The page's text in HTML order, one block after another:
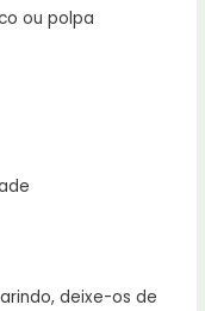
ou polpa
deixe-os de